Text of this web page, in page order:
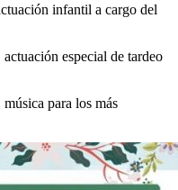
infantil a cargo del
actuación especial de tardeo
música para los más